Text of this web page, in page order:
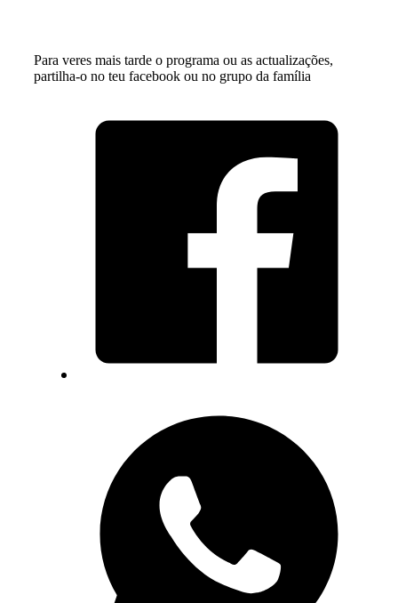
Para veres mais tarde o programa ou as actualizações,
partilha-o no teu facebook ou no grupo da família